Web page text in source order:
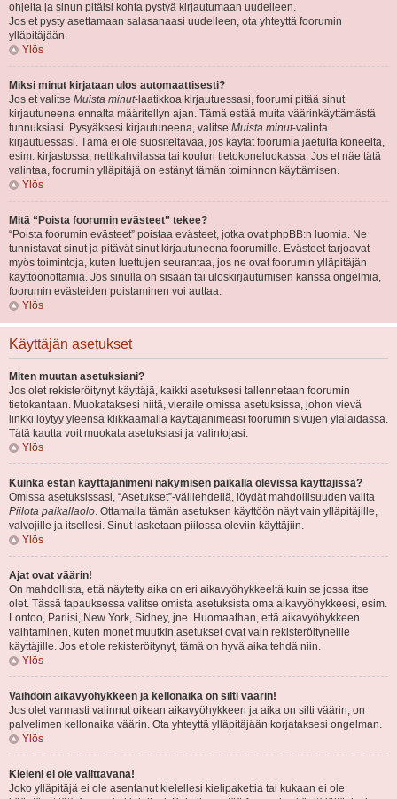
ohjeita ja sinun pitäisi kohta pystyä kirjautumaan uudelleen.
Jos et pysty asettamaan salasanaasi uudelleen, ota yhteyttä foorumin
ylläpitäjään.
Ylös
Miksi minut kirjataan ulos automaattisesti?
Jos et valitse Muista minut-laatikkoa kirjautuessasi, foorumi pitää sinut
kirjautuneena ennalta määritellyn ajan. Tämä estää muita väärinkäyttämästä
tunnuksiasi. Pysyäksesi kirjautuneena, valitse Muista minut-valinta
kirjautuessasi. Tämä ei ole suositeltavaa, jos käytät foorumia jaetulta koneelta,
esim. kirjastossa, nettikahvilassa tai koulun tietokoneluokassa. Jos et näe tätä
valintaa, foorumin ylläpitäjä on estänyt tämän toiminnon käyttämisen.
Ylös
Mitä “Poista foorumin evästeet” tekee?
“Poista foorumin evästeet” poistaa evästeet, jotka ovat phpBB:n luomia. Ne
tunnistavat sinut ja pitävät sinut kirjautuneena foorumille. Evästeet tarjoavat
myös toimintoja, kuten luettujen seurantaa, jos ne ovat foorumin ylläpitäjän
käyttöönottamia. Jos sinulla on sisään tai uloskirjautumisen kanssa ongelmia,
foorumin evästeiden poistaminen voi auttaa.
Ylös
Käyttäjän asetukset
Miten muutan asetuksiani?
Jos olet rekisteröitynyt käyttäjä, kaikki asetuksesi tallennetaan foorumin
tietokantaan. Muokataksesi niitä, vieraile omissa asetuksissa, johon vievä
linkki löytyy yleensä klikkaamalla käyttäjänimeäsi foorumin sivujen ylälaidassa.
Tätä kautta voit muokata asetuksiasi ja valintojasi.
Ylös
Kuinka estän käyttäjänimeni näkymisen paikalla olevissa käyttäjissä?
Omissa asetuksissasi, “Asetukset”-välilehdellä, löydät mahdollisuuden valita
Piilota paikallaolo. Ottamalla tämän asetuksen käyttöön näyt vain ylläpitäjille,
valvojille ja itsellesi. Sinut lasketaan piilossa oleviin käyttäjiin.
Ylös
Ajat ovat väärin!
On mahdollista, että näytetty aika on eri aikavyöhykkeeltä kuin se jossa itse
olet. Tässä tapauksessa valitse omista asetuksista oma aikavyöhykkeesi, esim.
Lontoo, Pariisi, New York, Sidney, jne. Huomaathan, että aikavyöhykkeen
vaihtaminen, kuten monet muutkin asetukset ovat vain rekisteröityneille
käyttäjille. Jos et ole rekisteröitynyt, tämä on hyvä aika tehdä niin.
Ylös
Vaihdoin aikavyöhykkeen ja kellonaika on silti väärin!
Jos olet varmasti valinnut oikean aikavyöhykkeen ja aika on silti väärin, on
palvelimen kellonaika väärin. Ota yhteyttä ylläpitäjään korjataksesi ongelman.
Ylös
Kieleni ei ole valittavana!
Joko ylläpitäjä ei ole asentanut kielellesi kielipakettia tai kukaan ei ole